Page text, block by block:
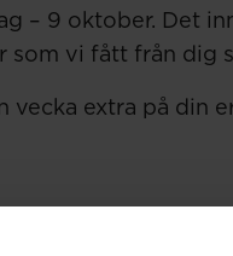
– 9 oktober. Det
vi fått från dig
vecka extra på din